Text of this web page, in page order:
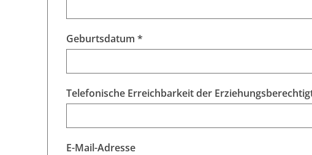
Geburtsdatum *
Telefonische Erreichbarkeit der
E-Mail-Adresse